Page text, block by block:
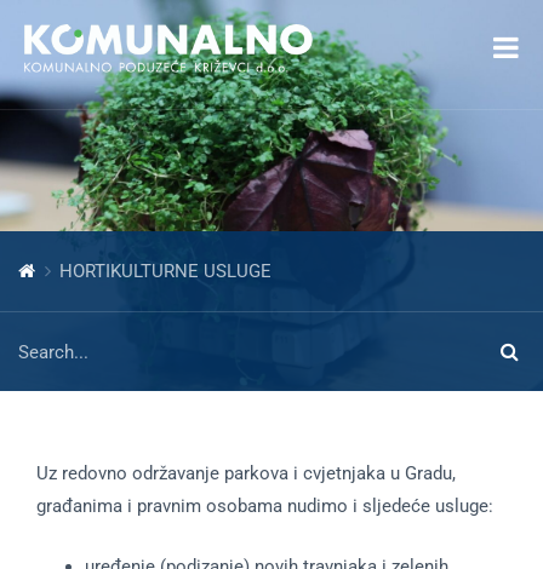
Open toolbar
HORTIKULTURNE USLUGE
Uz redovno održavanje parkova i cvjetnjaka u Gradu,
građanima i pravnim osobama nudimo i sljedeće usluge: